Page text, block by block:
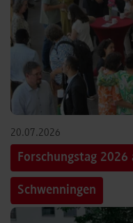
20.07.2026
Forschungstag
Schwenningen